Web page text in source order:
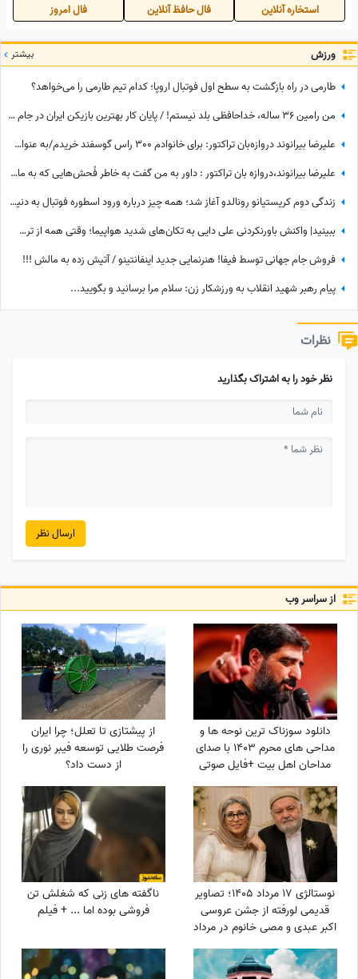
استخاره آنلاین فال حافظ آنلاین فال امروز
ورزش بیشتر
طارمی در راه بازگشت به سطح اول فوتبال اروپا؛ کدام تیم طارمی را می‌خواهد؟
من رامین 36 ساله، خداحافظی بلد نیستم! / پایان کار بهترین بازیکن ایران در جام جهانی با استقلال تهران
علیرضا بیرانوند دروازه‌بان تراکتور: برای خانوادم 300 راس گوسفند خریدم/به عنوان یک چوپان همیشه سنگ در دستانم بود تا از گوسفندان مراقبت کنم
علیرضا بیرانوند،دروازه بان تراکتور : داور به من گفت به خاطر فُحش‌هایی که به مادرت میدن بهت کارت نمیدم!/ ما حواله ماشین نگرفتیم
زندگی دوم کریستیانو رونالدو آغاز شد؛ همه چیز درباره ورود اسطوره فوتبال به دنیای سینما
ببینید| واکنش باورنکردنی علی دایی به تکان‌های شدید هواپیما؛ وقتی همه از ترس رنگشان پریده بود اما آقای فوتبالیست...
فروش جام جهانی توسط فیفا! هنرنمایی جدید اینفانتینو / آتیش زده به مالش !!!
پیام رهبر شهید انقلاب به ورزشکار زن: سلام مرا برسانید و بگویید...
نظرات
نظر خود را به اشتراک بگذارید
ارسال نظر
از سراسر وب
دانلود سوزناک ترین نوحه ها و
مداحی های محرم 1403 با صدای
مداحان اهل بیت +فایل صوتی
از پیشتازی تا تعلل؛ چرا ایران
فرصت طلایی توسعه فیبر نوری را
از دست داد؟
نوستالژی 17 مرداد 1405؛ تصاویر
قدیمی لورفته از جشن عروسی
اکبر عبدی و مصی خانوم در مرداد
1365
ناگفته های زنی که شغلش تن
فروشی بوده اما ... + فیلم